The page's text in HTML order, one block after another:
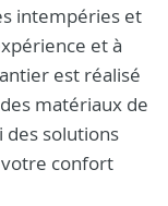
intempéries et
et à
est réalisé
matériaux de
des solutions
votre confort